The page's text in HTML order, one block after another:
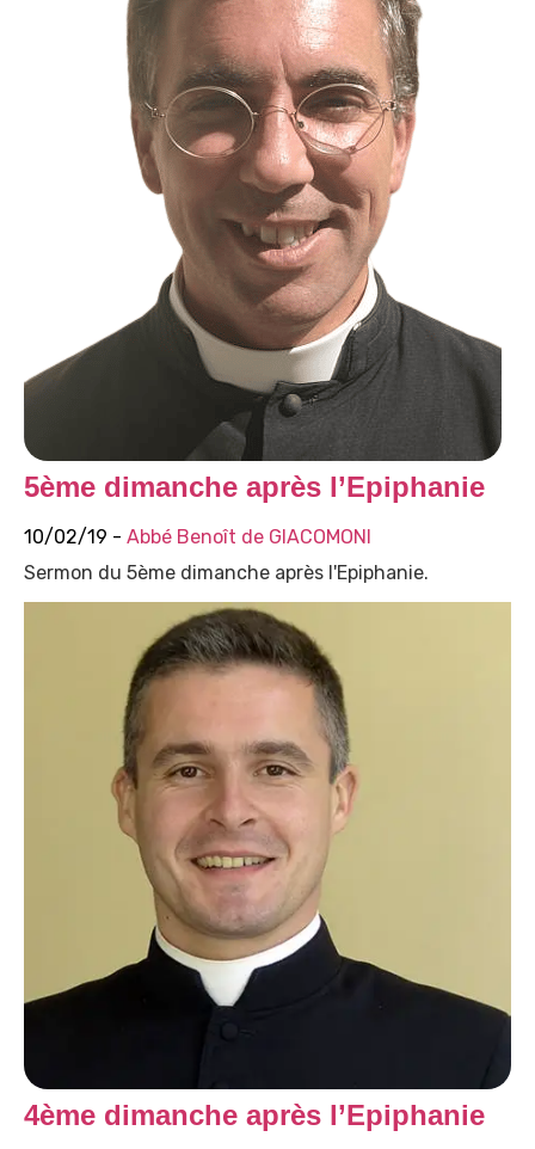
5ème dimanche après l’Epiphanie
10/02/19 - Abbé Benoît de GIACOMONI
Sermon du 5ème dimanche après l'Epiphanie.
4ème dimanche après l’Epiphanie